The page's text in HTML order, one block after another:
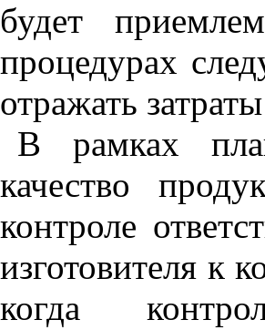
будет
процедурах
отражать
В рамках
качество
контроле
изготовителя к
когда